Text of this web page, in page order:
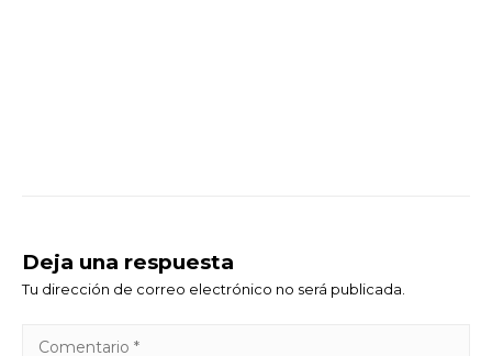
Deja una respuesta
Tu dirección de correo electrónico no será publicada.